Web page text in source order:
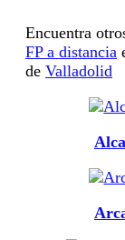
Encuentra
FP a distancia
de Valladolid